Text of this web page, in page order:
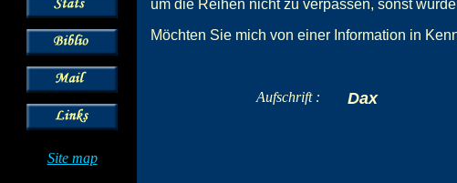
Site map
um die Reihen nicht zu verpassen, sonst
Möchten Sie mich von einer Information in
Aufschrift : Dax